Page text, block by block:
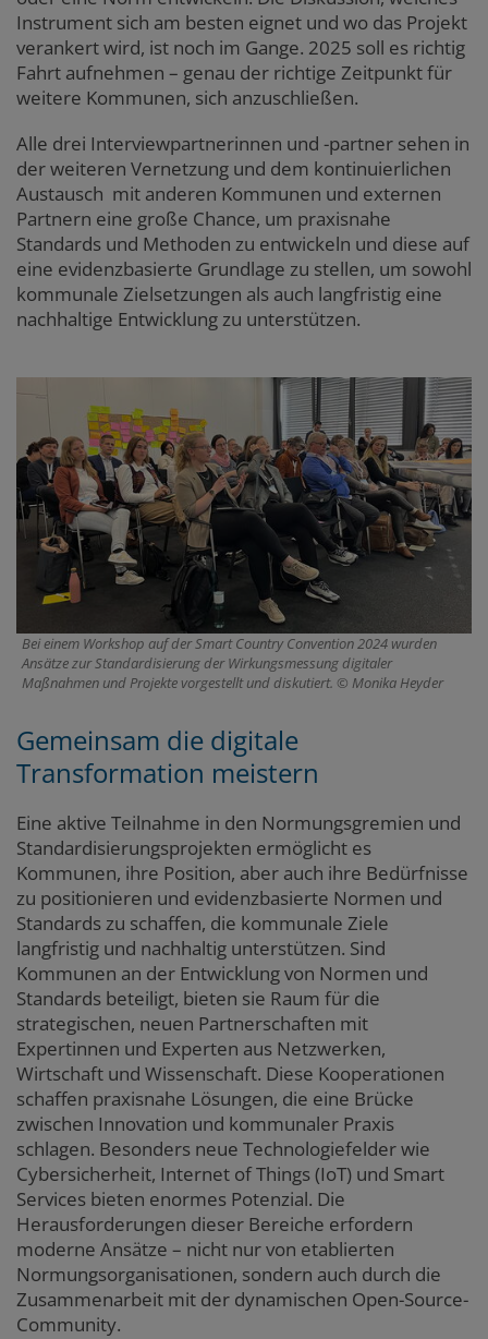
Instrument sich am besten eignet und wo das Projekt
verankert wird, ist noch im Gange. 2025 soll es richtig
Fahrt aufnehmen – genau der richtige Zeitpunkt für
weitere Kommunen, sich anzuschließen.
Alle drei Interviewpartnerinnen und -partner sehen in
der weiteren Vernetzung und dem kontinuierlichen
Austausch mit anderen Kommunen und externen
Partnern eine große Chance, um praxisnahe
Standards und Methoden zu entwickeln und diese auf
eine evidenzbasierte Grundlage zu stellen, um sowohl
kommunale Zielsetzungen als auch langfristig eine
nachhaltige Entwicklung zu unterstützen.
Bei einem Workshop auf der Smart Country Convention 2024 wurden
Ansätze zur Standardisierung der Wirkungsmessung digitaler
Maßnahmen und Projekte vorgestellt und diskutiert.
Monika Heyder
Gemeinsam die digitale
Transformation meistern
Eine aktive Teilnahme in den Normungsgremien und
Standardisierungsprojekten ermöglicht es
Kommunen, ihre Position, aber auch ihre Bedürfnisse
zu positionieren und evidenzbasierte Normen und
Standards zu schaffen, die kommunale Ziele
langfristig und nachhaltig unterstützen. Sind
Kommunen an der Entwicklung von Normen und
Standards beteiligt, bieten sie Raum für die
strategischen, neuen Partnerschaften mit
Expertinnen und Experten aus Netzwerken,
Wirtschaft und Wissenschaft. Diese Kooperationen
schaffen praxisnahe Lösungen, die eine Brücke
zwischen Innovation und kommunaler Praxis
schlagen. Besonders neue Technologiefelder wie
Cybersicherheit, Internet of Things (IoT) und Smart
Services bieten enormes Potenzial. Die
Herausforderungen dieser Bereiche erfordern
moderne Ansätze – nicht nur von etablierten
Normungsorganisationen, sondern auch durch die
Zusammenarbeit mit der dynamischen Open-Source-
Community.